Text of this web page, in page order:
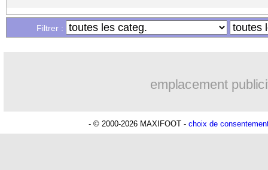
Liste des brèves du sam. 31 décembre
Filtrer :
emplacement
- © 2000-2026 MAXIFOOT - choix de